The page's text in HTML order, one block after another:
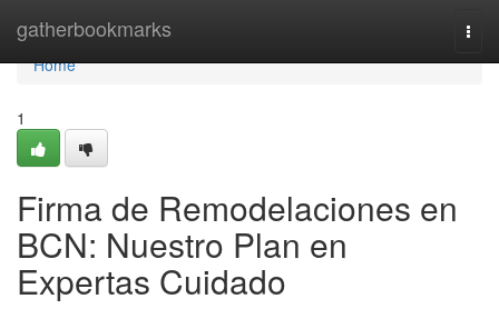
gatherbookmarks
Home
Home
1
Firma de Remodelaciones en
BCN: Nuestro Plan en
Expertas Cuidado